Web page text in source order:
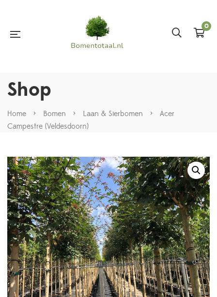
0
Shop
Home > Bomen > Laan & Sierbomen >
Acer
Campestre (Veldesdoorn)